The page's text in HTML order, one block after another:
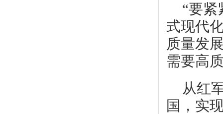
“要紧
式现代
质量发
需要高
从红
国，实